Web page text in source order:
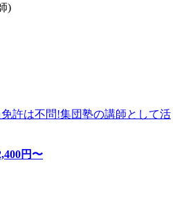
)
免許は不問!集団塾の講師として活
円〜